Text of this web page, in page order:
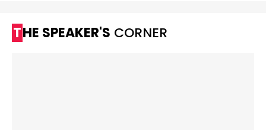
THE SPEAKER'S CORNER